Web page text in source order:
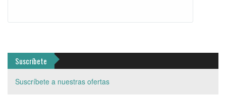
Suscríbete
Suscríbete a nuestras ofertas